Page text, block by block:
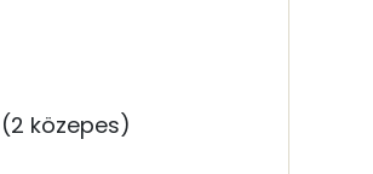
(2 közepes)